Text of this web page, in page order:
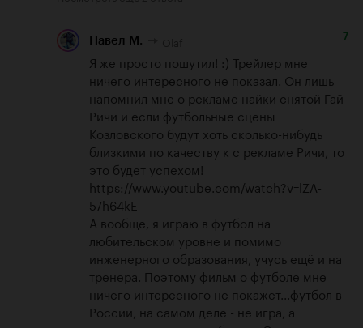
Павел М. 7
Я же просто пошутил! :) Трейлер мне
ничего интересного не показал. Он лишь
напомнил мне о рекламе найки снятой Гай
Ричи и если футбольные сцены
Козловского будут хоть сколько-нибудь
близкими по качеству к с рекламе Ричи, то
https://www.youtube.com/watch?v=lZA-
57h64kE
А вообще, я играю в футбол на
любительском уровне и помимо
инженерного образования, учусь ещё и на
тренера. Поэтому фильм о футболе мне
ничего интересного не покажет...футбол в
России, на самом деле - не игра, а